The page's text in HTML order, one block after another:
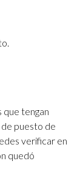
que tengan
de puesto de
verificar en
quedó